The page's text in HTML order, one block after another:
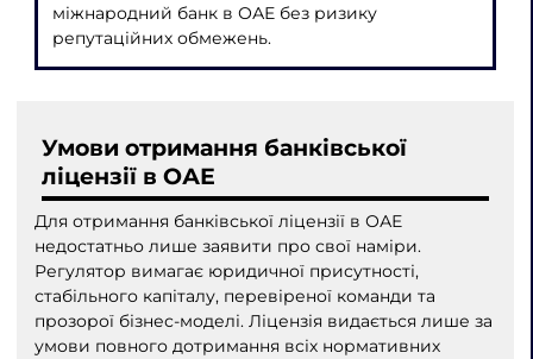
міжнародний банк в ОАЕ без ризику
репутаційних обмежень.
Умови отримання банківської
ліцензії в ОАЕ
Для отримання банківської ліцензії в ОАЕ
недостатньо лише заявити про свої наміри.
Регулятор вимагає юридичної присутності,
стабільного капіталу, перевіреної команди та
прозорої бізнес-моделі. Ліцензія видається лише за
умови повного дотримання всіх нормативних